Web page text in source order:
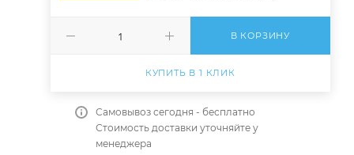
В КОРЗИНУ
КУПИТЬ В 1 КЛИК
Самовывоз сегодня - бесплатно
Стоимость доставки уточняйте у
менеджера